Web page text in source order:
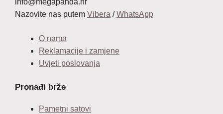
info@megapanda.hr
Nazovite nas putem Vibera / WhatsApp
O nama
Reklamacije i zamjene
Uvjeti poslovanja
Pronađi brže
Pametni satovi